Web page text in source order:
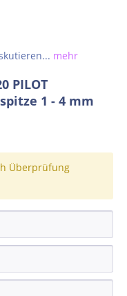
mehr
PILOT
1 - 4 mm
Überprüfung